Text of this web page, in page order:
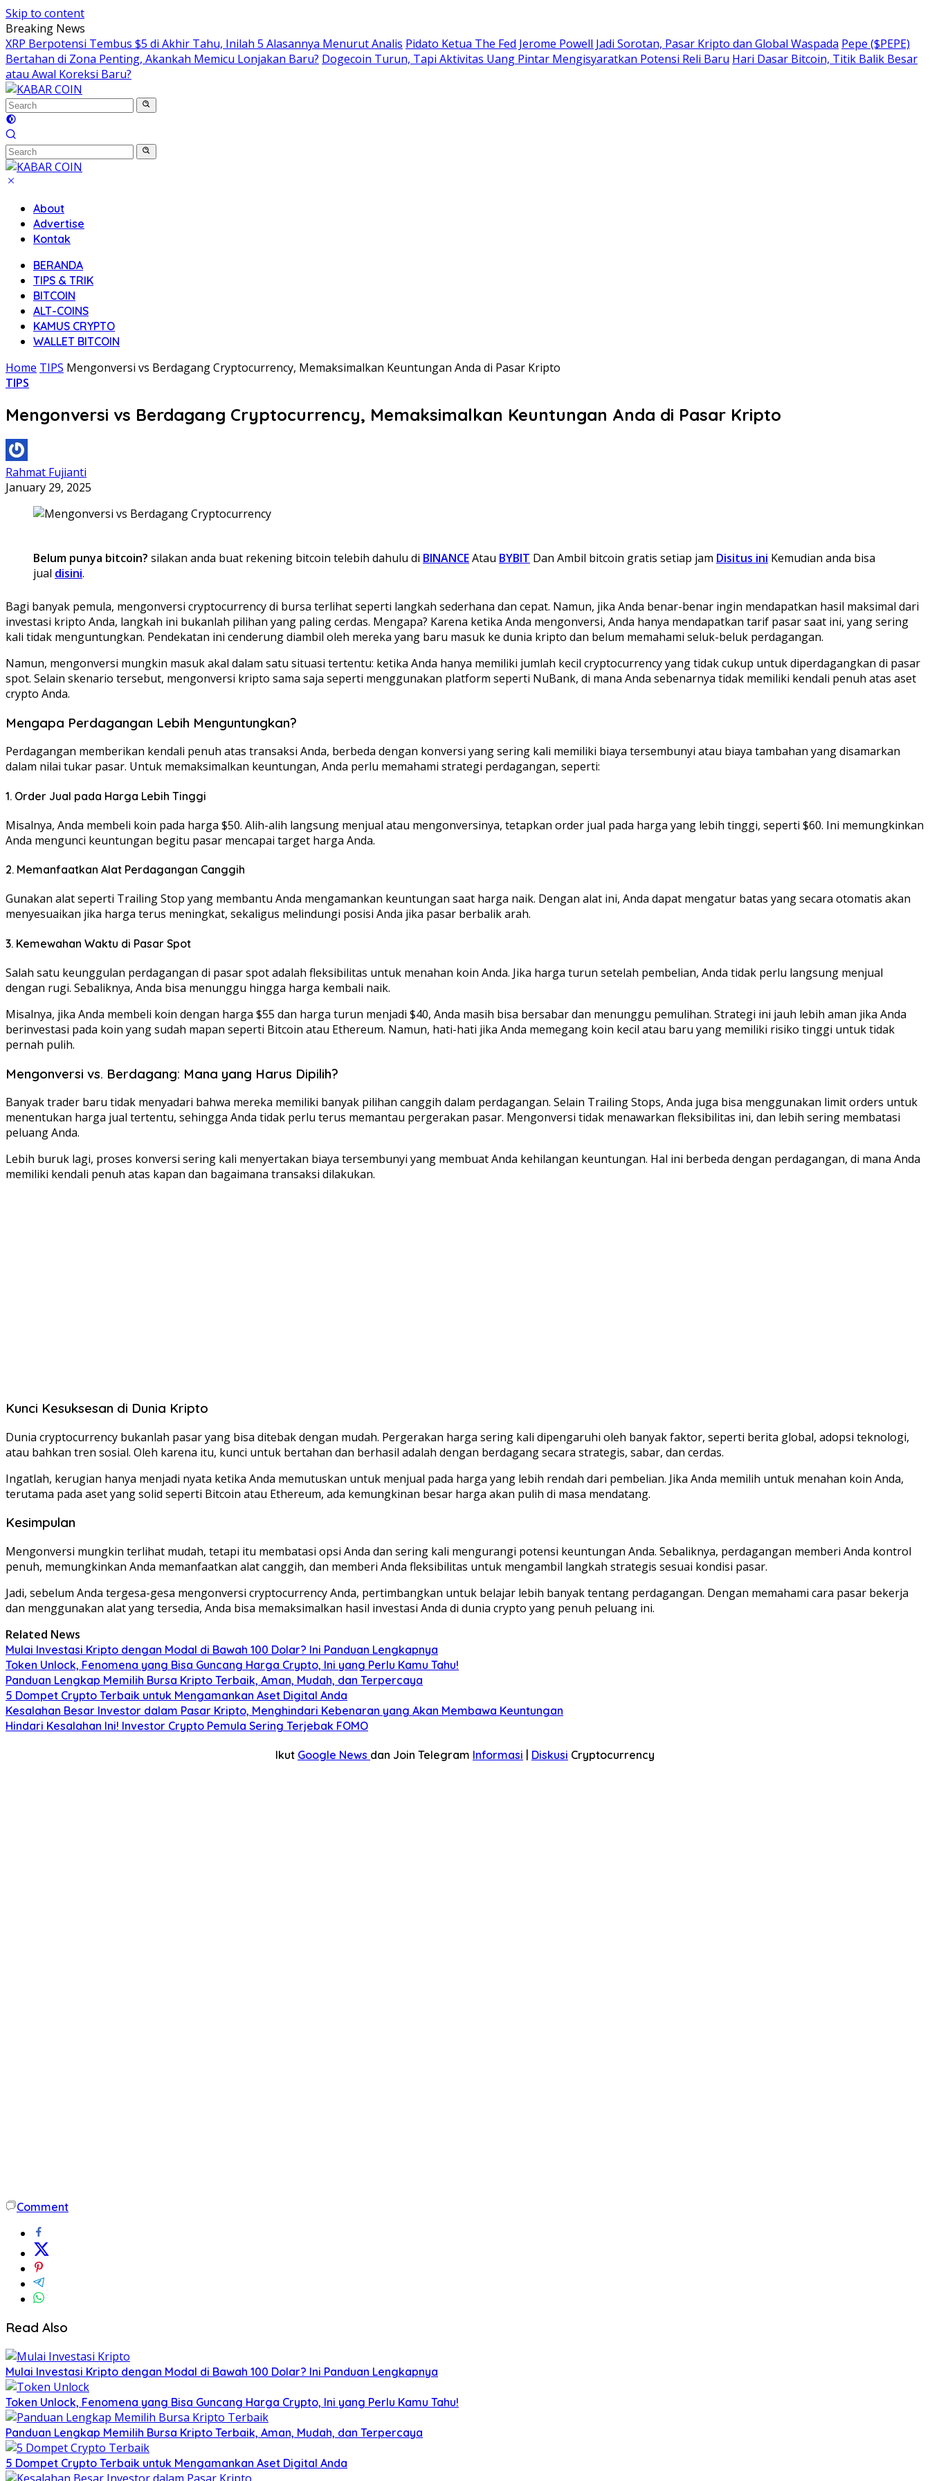
Skip to content
Breaking News
XRP Berpotensi Tembus $5 di Akhir Tahu, Inilah 5 Alasannya Menurut Analis Pidato Ketua The Fed Jerome Powell Jadi Sorotan, Pasar Kripto dan Global Waspada Pepe ($PEPE)
Bertahan di Zona Penting, Akankah Memicu Lonjakan Baru? Dogecoin Turun, Tapi Aktivitas Uang Pintar Mengisyaratkan Potensi Reli Baru Hari Dasar Bitcoin, Titik Balik Besar
atau Awal Koreksi Baru?
About
Advertise
Kontak
BERANDA
TIPS & TRIK
BITCOIN
ALT-COINS
KAMUS CRYPTO
WALLET BITCOIN
Home TIPS Mengonversi vs Berdagang Cryptocurrency, Memaksimalkan Keuntungan Anda di Pasar Kripto
TIPS
Mengonversi vs Berdagang Cryptocurrency, Memaksimalkan Keuntungan Anda di Pasar Kripto
Rahmat Fujianti
January 29, 2025
Belum punya bitcoin? silakan anda buat rekening bitcoin telebih dahulu di BINANCEAtau BYBIT Dan Ambil bitcoin gratis setiap jam Disitus ini Kemudian anda bisa
jual disini.
Bagi banyak pemula, mengonversi cryptocurrency di bursa terlihat seperti langkah sederhana dan cepat. Namun, jika Anda benar-benar ingin mendapatkan hasil maksimal dari
investasi kripto Anda, langkah ini bukanlah pilihan yang paling cerdas. Mengapa? Karena ketika Anda mengonversi, Anda hanya mendapatkan tarif pasar saat ini, yang sering
kali tidak menguntungkan. Pendekatan ini cenderung diambil oleh mereka yang baru masuk ke dunia kripto dan belum memahami seluk-beluk perdagangan.
Namun, mengonversi mungkin masuk akal dalam satu situasi tertentu: ketika Anda hanya memiliki jumlah kecil cryptocurrency yang tidak cukup untuk diperdagangkan di pasar
spot. Selain skenario tersebut, mengonversi kripto sama saja seperti menggunakan platform seperti NuBank, di mana Anda sebenarnya tidak memiliki kendali penuh atas aset
crypto Anda.
Mengapa Perdagangan Lebih Menguntungkan?
Perdagangan memberikan kendali penuh atas transaksi Anda, berbeda dengan konversi yang sering kali memiliki biaya tersembunyi atau biaya tambahan yang disamarkan
dalam nilai tukar pasar. Untuk memaksimalkan keuntungan, Anda perlu memahami strategi perdagangan, seperti:
1. Order Jual pada Harga Lebih Tinggi
Misalnya, Anda membeli koin pada harga $50. Alih-alih langsung menjual atau mengonversinya, tetapkan order jual pada harga yang lebih tinggi, seperti $60. Ini memungkinkan
Anda mengunci keuntungan begitu pasar mencapai target harga Anda.
2. Memanfaatkan Alat Perdagangan Canggih
Gunakan alat seperti Trailing Stop yang membantu Anda mengamankan keuntungan saat harga naik. Dengan alat ini, Anda dapat mengatur batas yang secara otomatis akan
menyesuaikan jika harga terus meningkat, sekaligus melindungi posisi Anda jika pasar berbalik arah.
3. Kemewahan Waktu di Pasar Spot
Salah satu keunggulan perdagangan di pasar spot adalah fleksibilitas untuk menahan koin Anda. Jika harga turun setelah pembelian, Anda tidak perlu langsung menjual
dengan rugi. Sebaliknya, Anda bisa menunggu hingga harga kembali naik.
Misalnya, jika Anda membeli koin dengan harga $55 dan harga turun menjadi $40, Anda masih bisa bersabar dan menunggu pemulihan. Strategi ini jauh lebih aman jika Anda
berinvestasi pada koin yang sudah mapan seperti Bitcoin atau Ethereum. Namun, hati-hati jika Anda memegang koin kecil atau baru yang memiliki risiko tinggi untuk tidak
pernah pulih.
Mengonversi vs. Berdagang: Mana yang Harus Dipilih?
Banyak trader baru tidak menyadari bahwa mereka memiliki banyak pilihan canggih dalam perdagangan. Selain Trailing Stops, Anda juga bisa menggunakan limit orders untuk
menentukan harga jual tertentu, sehingga Anda tidak perlu terus memantau pergerakan pasar. Mengonversi tidak menawarkan fleksibilitas ini, dan lebih sering membatasi
peluang Anda.
Lebih buruk lagi, proses konversi sering kali menyertakan biaya tersembunyi yang membuat Anda kehilangan keuntungan. Hal ini berbeda dengan perdagangan, di mana Anda
memiliki kendali penuh atas kapan dan bagaimana transaksi dilakukan.
Kunci Kesuksesan di Dunia Kripto
Dunia cryptocurrency bukanlah pasar yang bisa ditebak dengan mudah. Pergerakan harga sering kali dipengaruhi oleh banyak faktor, seperti berita global, adopsi teknologi,
atau bahkan tren sosial. Oleh karena itu, kunci untuk bertahan dan berhasil adalah dengan berdagang secara strategis, sabar, dan cerdas.
Ingatlah, kerugian hanya menjadi nyata ketika Anda memutuskan untuk menjual pada harga yang lebih rendah dari pembelian. Jika Anda memilih untuk menahan koin Anda,
terutama pada aset yang solid seperti Bitcoin atau Ethereum, ada kemungkinan besar harga akan pulih di masa mendatang.
Kesimpulan
Mengonversi mungkin terlihat mudah, tetapi itu membatasi opsi Anda dan sering kali mengurangi potensi keuntungan Anda. Sebaliknya, perdagangan memberi Anda kontrol
penuh, memungkinkan Anda memanfaatkan alat canggih, dan memberi Anda fleksibilitas untuk mengambil langkah strategis sesuai kondisi pasar.
Jadi, sebelum Anda tergesa-gesa mengonversi cryptocurrency Anda, pertimbangkan untuk belajar lebih banyak tentang perdagangan. Dengan memahami cara pasar bekerja
dan menggunakan alat yang tersedia, Anda bisa memaksimalkan hasil investasi Anda di dunia crypto yang penuh peluang ini.
Related News
Mulai Investasi Kripto dengan Modal di Bawah 100 Dolar? Ini Panduan Lengkapnya
Token Unlock, Fenomena yang Bisa Guncang Harga Crypto, Ini yang Perlu Kamu Tahu!
Panduan Lengkap Memilih Bursa Kripto Terbaik, Aman, Mudah, dan Terpercaya
5 Dompet Crypto Terbaik untuk Mengamankan Aset Digital Anda
Kesalahan Besar Investor dalam Pasar Kripto, Menghindari Kebenaran yang Akan Membawa Keuntungan
Hindari Kesalahan Ini! Investor Crypto Pemula Sering Terjebak FOMO
Ikut Google News dan Join Telegram Informasi Diskusi Cryptocurrency
Comment
Read Also
Mulai Investasi Kripto dengan Modal di Bawah 100 Dolar? Ini Panduan Lengkapnya
Token Unlock, Fenomena yang Bisa Guncang Harga Crypto, Ini yang Perlu Kamu Tahu!
Panduan Lengkap Memilih Bursa Kripto Terbaik, Aman, Mudah, dan Terpercaya
5 Dompet Crypto Terbaik untuk Mengamankan Aset Digital Anda